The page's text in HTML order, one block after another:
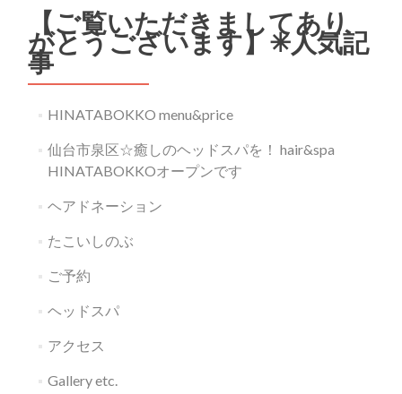
【ご覧いただきましてあり
がとうございます】✳︎人気記
事
HINATABOKKO menu&price
仙台市泉区☆癒しのヘッドスパを！ hair&spa
HINATABOKKOオープンです
ヘアドネーション
たこいしのぶ
ご予約
ヘッドスパ
アクセス
Gallery etc.